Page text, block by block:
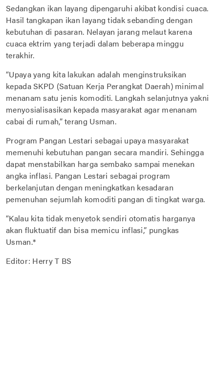
Sedangkan ikan layang dipengaruhi akibat kondisi cuaca.
Hasil tangkapan ikan layang tidak sebanding dengan
kebutuhan di pasaran. Nelayan jarang melaut karena
cuaca ektrim yang terjadi dalam beberapa minggu
terakhir.
“Upaya yang kita lakukan adalah menginstruksikan
kepada SKPD (Satuan Kerja Perangkat Daerah) minimal
menanam satu jenis komoditi. Langkah selanjutnya yakni
menyosialisasikan kepada masyarakat agar menanam
cabai di rumah,” terang Usman.
Program Pangan Lestari sebagai upaya masyarakat
memenuhi kebutuhan pangan secara mandiri. Sehingga
dapat menstabilkan harga sembako sampai menekan
angka inflasi. Pangan Lestari sebagai program
berkelanjutan dengan meningkatkan kesadaran
pemenuhan sejumlah komoditi pangan di tingkat warga.
“Kalau kita tidak menyetok sendiri otomatis harganya
akan fluktuatif dan bisa memicu inflasi,” pungkas
Usman.*
Editor: Herry T BS